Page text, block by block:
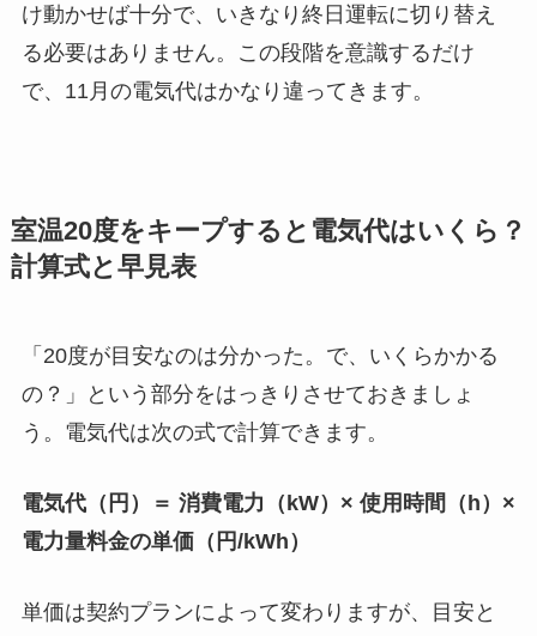
け動かせば十分で、いきなり終日運転に切り替え
る必要はありません。この段階を意識するだけ
で、11月の電気代はかなり違ってきます。
室温20度をキープすると電気代はいくら？
計算式と早見表
「20度が目安なのは分かった。で、いくらかかる
の？」という部分をはっきりさせておきましょ
う。電気代は次の式で計算できます。
電気代（円）＝ 消費電力（kW）× 使用時間（h）×
電力量料金の単価（円/kWh）
単価は契約プランによって変わりますが、目安と